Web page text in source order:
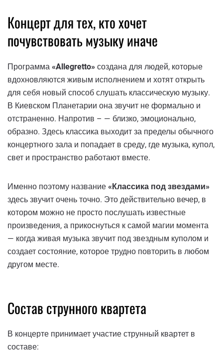
Концерт для тех, кто хочет
почувствовать музыку иначе
Программа «Allegretto» создана для людей, которые
вдохновляются живым исполнением и хотят открыть
для себя новый способ слушать классическую музыку.
В Киевском Планетарии она звучит не формально и
отстраненно. Напротив – — близко, эмоционально,
образно. Здесь классика выходит за пределы обычного
концертного зала и попадает в среду, где музыка, купол,
свет и пространство работают вместе.
Именно поэтому название «Классика под звездами»
здесь звучит очень точно. Это действительно вечер, в
котором можно не просто послушать известные
произведения, а прикоснуться к самой магии момента
— когда живая музыка звучит под звездным куполом и
создает состояние, которое трудно повторить в любом
другом месте.
Состав струнного квартета
В концерте принимает участие струнный квартет в
составе: